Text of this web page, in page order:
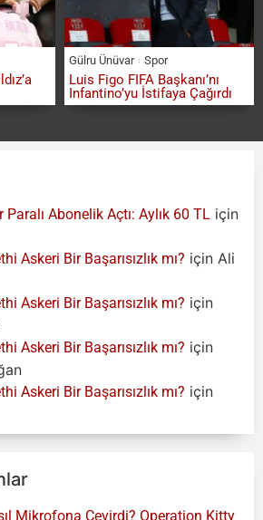
Gülru Ünüvar Spor
Luis Figo FIFA Başkanı’nı
Infantino’yu İstifaya Çağırdı
Paralı Abonelik Açtı: Aylık 60 TL için
Askeri Bir Başarısızlık mı? için Ali
Askeri Bir Başarısızlık mı? için
Askeri Bir Başarısızlık mı? için
Askeri Bir Başarısızlık mı? için
Mikrofona Çevirdi? Operation Kitty